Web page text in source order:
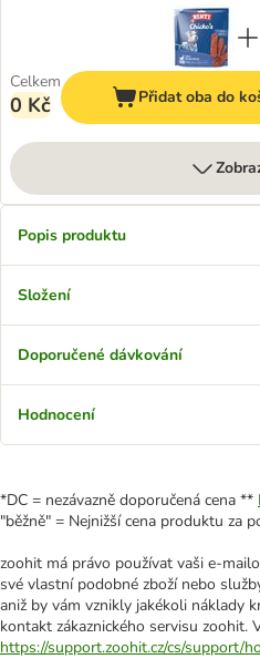
Celkem
0 Kč Přidat oba do
Popis produktu
Složení
Doporučené dávkování
Hodnocení
*DC = nezávazně doporučená cena **
"běžně" = Nejnižší cena produktu za
zoohit má právo používat vaši e-
své vlastní podobné zboží nebo
aniž by vám vznikly jakékoli náklady
kontakt zákaznického servisu zoohit.
https://support.zoohit.cz/cs/support/